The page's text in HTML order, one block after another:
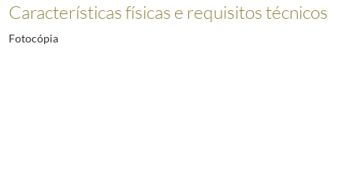
Características físicas e requisitos técnicos
Fotocópia